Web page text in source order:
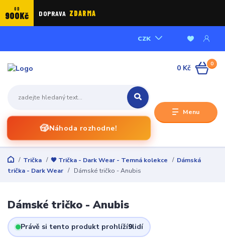
OD
900Kč DOPRAVA ZDARMA
Menu
CZK
🎲Náhoda rozhodne!
0
0 Kč
Trička 🖤 Trička - Dark Wear - Temná kolekce
Dámská
trička - Dark Wear
Dámské tričko - Anubis
Dámské tričko - Anubis
Právě si tento produkt prohlíží9lidí